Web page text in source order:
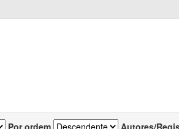
Por ordem Autores/